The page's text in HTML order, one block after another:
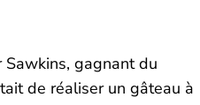
gagnant du
de réaliser un gâteau à